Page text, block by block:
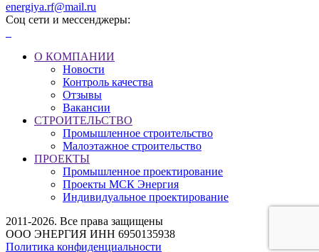
energiya.rf@mail.ru
Соц сети и мессенджеры:
О КОМПАНИИ
Новости
Контроль качества
Отзывы
Вакансии
СТРОИТЕЛЬСТВО
Промышленное строительство
Малоэтажное строительство
ПРОЕКТЫ
Промышленное проектирование
Проекты МСК Энергия
Индивидуальное проектирование
2011-2026. Все права защищены
ООО ЭНЕРГИЯ ИНН 6950135938
Политика конфиденциальности